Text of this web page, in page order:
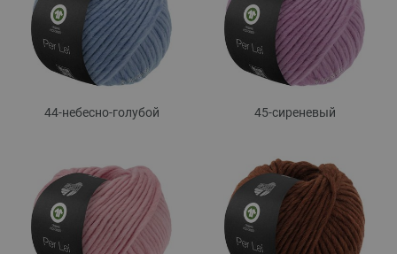
44-небесно-голубой 45-сиреневый